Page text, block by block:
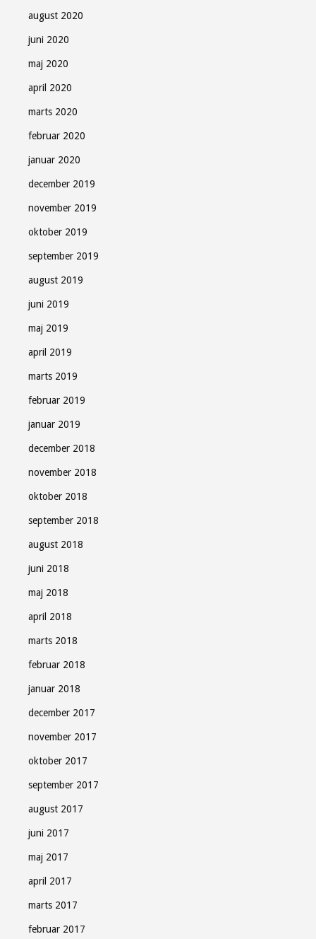
august 2020
juni 2020
maj 2020
april 2020
marts 2020
februar 2020
januar 2020
december 2019
november 2019
oktober 2019
september 2019
august 2019
juni 2019
maj 2019
april 2019
marts 2019
februar 2019
januar 2019
december 2018
november 2018
oktober 2018
september 2018
august 2018
juni 2018
maj 2018
april 2018
marts 2018
februar 2018
januar 2018
december 2017
november 2017
oktober 2017
september 2017
august 2017
juni 2017
maj 2017
april 2017
marts 2017
februar 2017